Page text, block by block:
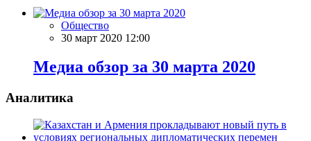
Общество
30 март 2020 12:00
Meдиа обзор за 30 марта 2020
Аналитика